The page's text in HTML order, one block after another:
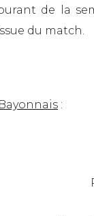
de la
du match.
: